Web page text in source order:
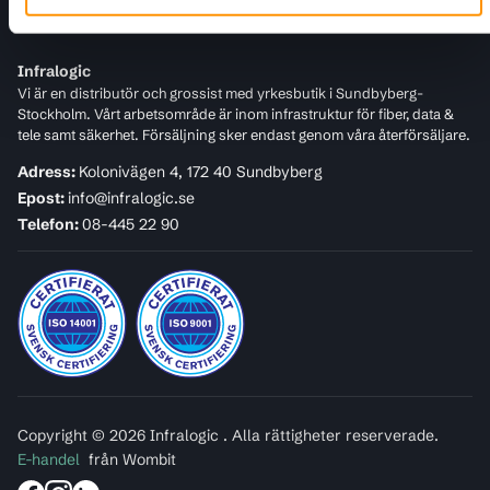
Infralogic
Vi är en distributör och grossist med yrkesbutik i Sundbyberg-
Stockholm. Vårt arbetsområde är inom infrastruktur för fiber, data &
tele samt säkerhet. Försäljning sker endast genom våra återförsäljare.
Adress: Kolonivägen 4, 172 40 Sundbyberg
Epost:info@infralogic.se
Telefon:08-445 22 90
Copyright © 2026 Infralogic . Alla rättigheter reserverade.
E-handel från Wombit